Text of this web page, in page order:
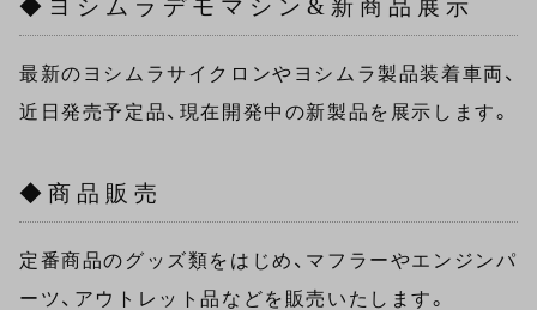
◆ヨシムラデモマシン&新商品展示
最新のヨシムラサイクロンやヨシムラ製品装着車両、
近日発売予定品、現在開発中の新製品を展示します。
◆商品販売
定番商品のグッズ類をはじめ、マフラーやエンジンパ
ーツ、アウトレット品などを販売いたします。